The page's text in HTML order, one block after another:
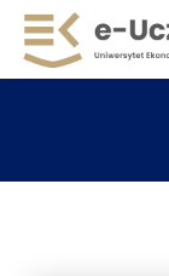
Skip to navigation
Skip to login form
Przejdź do głównej
Skip to accessibility
Skip to footer
Skip accessibility